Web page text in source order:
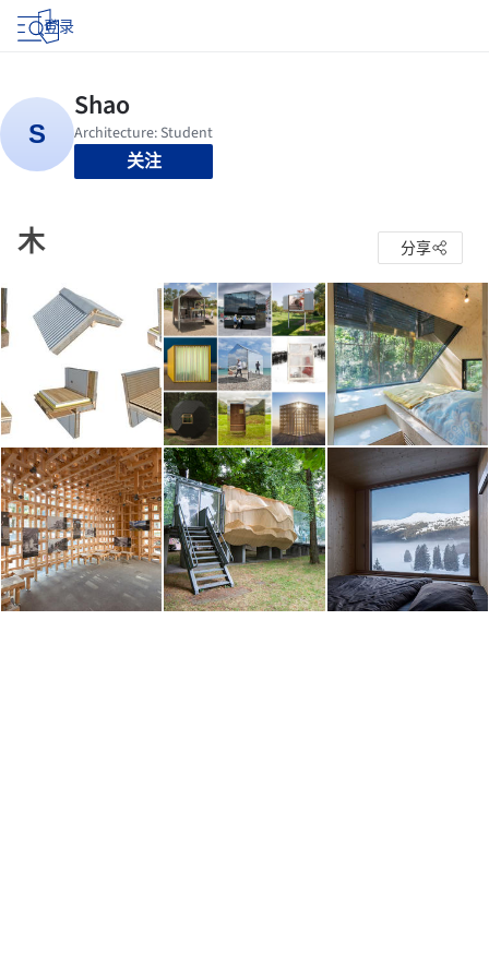
登录
关注
木 分享